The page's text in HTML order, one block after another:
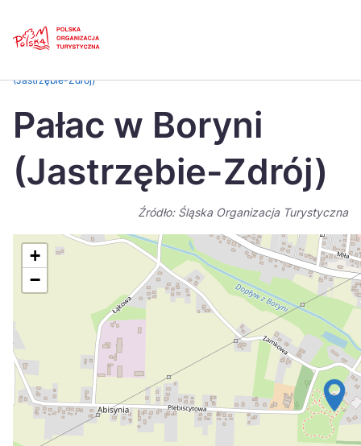
Česká
Dansk
Italiano
Nederlands 日本
Português
Україна
Zamknij
(Jastrzębie-Zdrój)
Pałac w Boryni
(Jastrzębie-Zdrój)
Źródło: Śląska Organizacja Turystyczna
+
−